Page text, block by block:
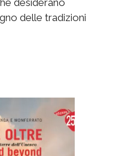
desiderano
delle tradizioni